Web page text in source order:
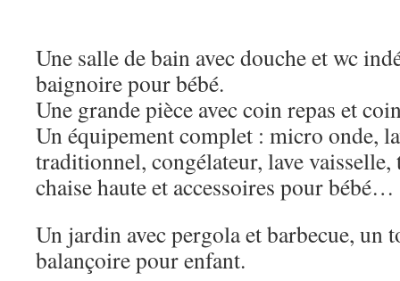
Une salle de bain avec douche et wc
baignoire pour bébé.
Une grande pièce avec coin repas et
Un équipement complet : micro onde,
traditionnel, congélateur, lave
chaise haute et accessoires pour bébé…
Un jardin avec pergola et barbecue, un
balançoire pour enfant.